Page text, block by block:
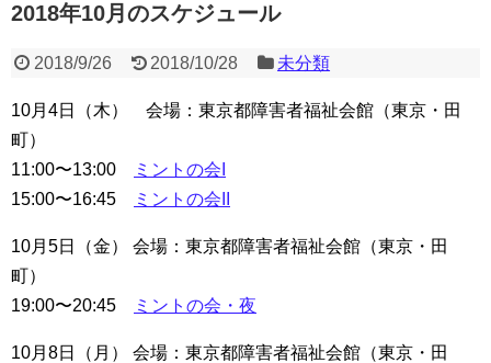
2018年10月のスケジュール
2018/9/26 2018/10/28 未分類
10月4日（木） 会場：東京都障害者福祉会館（東京・田
町）
11:00〜13:00
ミントの会I
15:00〜16:45
ミントの会II
10月5日（金） 会場：東京都障害者福祉会館（東京・田
町）
19:00〜20:45
ミントの会・夜
10月8日（月） 会場：東京都障害者福祉会館（東京・田